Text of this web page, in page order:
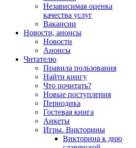
Независимая оценка
качества услуг
Вакансии
Новости, анонсы
Новости
Анонсы
Читателю
Правила пользования
Найти книгу
Что почитать?
Новые поступления
Периодика
Гостевая книга
Анкеты
Игры. Викторины
Викторина к дню